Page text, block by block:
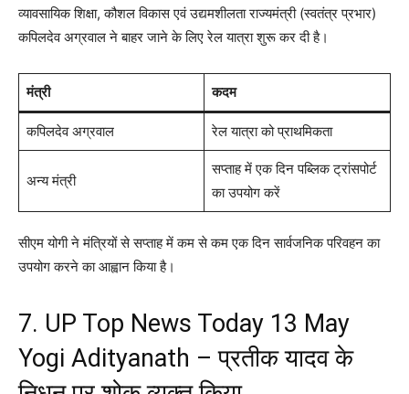
व्यावसायिक शिक्षा, कौशल विकास एवं उद्यमशीलता राज्यमंत्री (स्वतंत्र प्रभार)
कपिलदेव अग्रवाल ने बाहर जाने के लिए रेल यात्रा शुरू कर दी है।
मंत्री कदम
कपिलदेव अग्रवाल रेल यात्रा को प्राथमिकता
अन्य मंत्री
सप्ताह में एक दिन पब्लिक ट्रांसपोर्ट
का उपयोग करें
सीएम योगी ने मंत्रियों से सप्ताह में कम से कम एक दिन सार्वजनिक परिवहन का
उपयोग करने का आह्वान किया है।
7. UP Top News Today 13 May
Yogi Adityanath – प्रतीक यादव के